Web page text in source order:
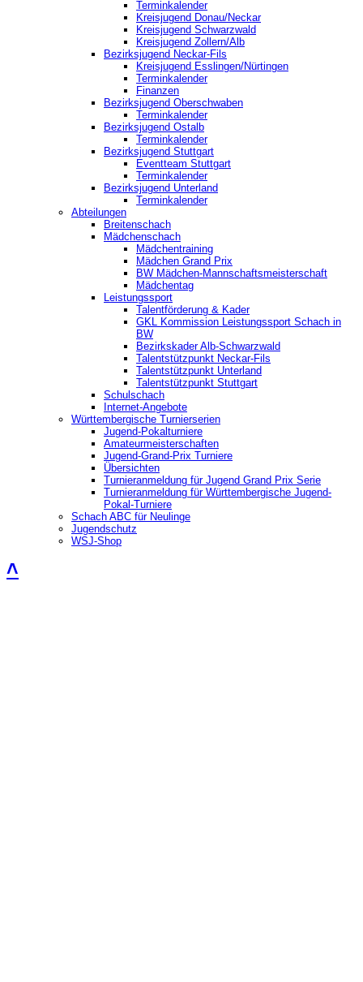
Terminkalender
Kreisjugend Donau/Neckar
Kreisjugend Schwarzwald
Kreisjugend Zollern/Alb
Bezirksjugend Neckar-Fils
Kreisjugend ‎Esslingen/Nürtingen
Terminkalender
Finanzen
Bezirksjugend Oberschwaben
Terminkalender
Bezirksjugend Ostalb
Terminkalender
Bezirksjugend Stuttgart
‎Eventteam Stuttgart
Terminkalender
Bezirksjugend Unterland
Terminkalender
Abteilungen
Breitenschach
Mädchenschach
Mädchentraining
Mädchen Grand Prix
BW Mädchen-Mannschaftsmeisterschaft
Mädchentag
Leistungssport
Talentförderung & Kader
GKL Kommission Leistungssport Schach in
BW
Bezirkskader Alb-Schwarzwald
Talentstützpunkt Neckar-Fils
Talentstützpunkt Unterland
Talentstützpunkt Stuttgart
Schulschach
Internet-Angebote
Württembergische Turnierserien
Jugend-Pokalturniere
Amateurmeisterschaften
Jugend-Grand-Prix Turniere
Übersichten
Turnieranmeldung für Jugend Grand Prix Serie
Turnieranmeldung für Württembergische Jugend-
Pokal-Turniere
Schach ABC für Neulinge
Jugendschutz
WSJ-Shop
˄